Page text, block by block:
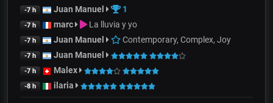
-7 h Juan Manuel 1
-7 h marc La lluvia y yo
-7 h Juan Manuel Contemporary, Complex, Joy
-7 h Juan Manuel
-7 h Malex
-8 h ilaria